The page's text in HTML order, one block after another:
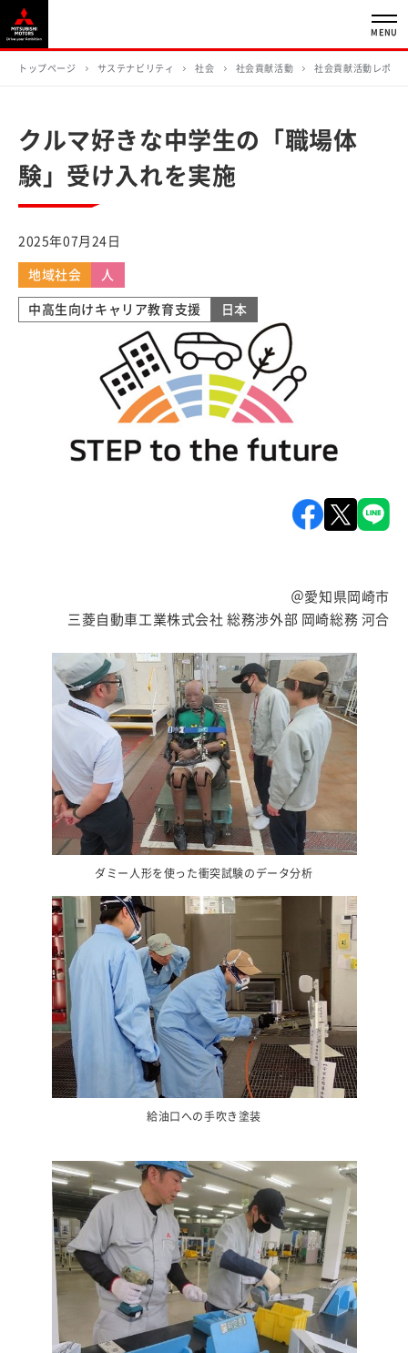
MENU
トップページ サステナビリティ 社会 社会貢献活動 社会貢献活動レポー
クルマ好きな中学生の「職場体
験」受け入れを実施
2025年07月24日
地域社会 人
中高生向けキャリア教育支援 日本
＠愛知県岡崎市
三菱自動車工業株式会社 総務渉外部 岡崎総務 河合
ダミー人形を使った衝突試験のデータ分析
給油口への手吹き塗装